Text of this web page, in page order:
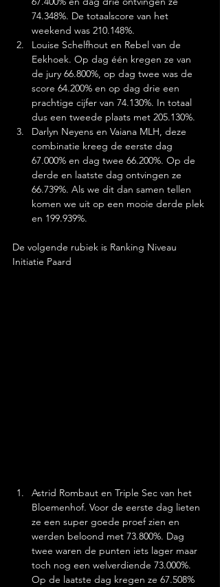
74.348%. De totaalscore van het
weekend was 210.148%.
Louise Schelfhout en Rebel van de
Eekhoek. Op dag één kregen ze van
de jury 66.800%, op dag twee was de
score 64.200% en op dag drie een
prachtige cijfer van 74.130%. In totaal
dus een tweede plaats met 205.130%.
Darlyn Neyens en Vaiana MLH, deze
combinatie kreeg de eerste dag
67.000% en dag twee 66.200%. Op de
derde en laatste dag ontvingen ze
66.739%. Als we dit dan samen tellen
komen we uit op een mooie derde plek
en 199.939%.
De volgende rubiek is Ranking Niveau
Initiatie Paard
Astrid Rombaut en Triple Sec van het
Bloemenhof. Voor de eerste dag lieten
ze een super goede proef zien en
werden beloond met 73.800%. Dag
twee waren de punten iets lager maar
toch nog een welverdiende 73.000%.
Op de laatste dag kregen ze 67.508%